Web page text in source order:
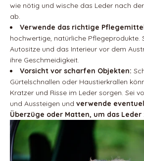
wie nötig und wische das Leder nach
ab.
Verwende das richtige
hochwertige, natürliche Pflegeprodukte.
Autositze und das Interieur vor dem
ihre Geschmeidigkeit.
Vorsicht vor scharfen Objekten:
Gürtelschnallen oder Haustierkrallen
Kratzer und Risse im Leder sorgen. Sei
und Aussteigen und verwende
Überzüge oder Matten, um das Leder